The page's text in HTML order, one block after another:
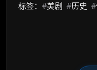
标签： #美剧 #历史 #